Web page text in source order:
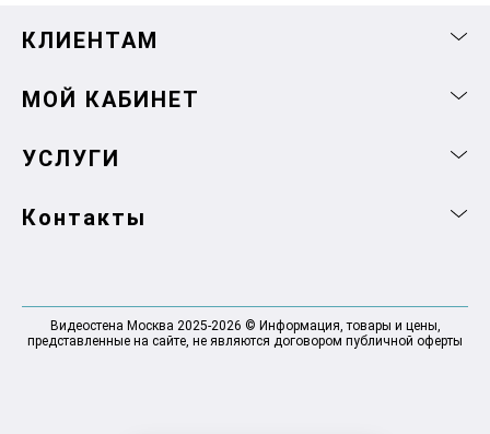
КЛИЕНТАМ
МОЙ КАБИНЕТ
УСЛУГИ
Контакты
Видеостена Москва 2025-2026 © Информация, товары и цены,
представленные на сайте, не являются договором публичной оферты